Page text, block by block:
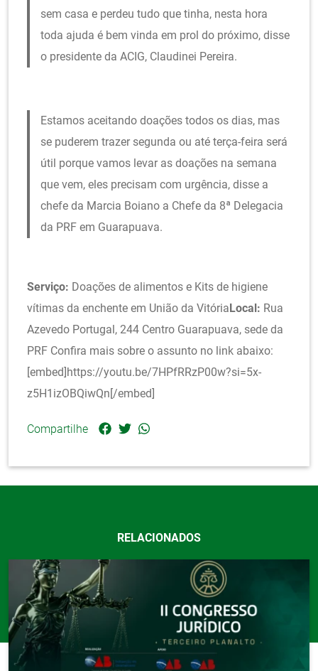
sem casa e perdeu tudo que tinha, nesta hora
toda ajuda é bem vinda em prol do próximo, disse
o presidente da ACIG, Claudinei Pereira.
Estamos aceitando doações todos os dias, mas
se puderem trazer segunda ou até terça-feira será
útil porque vamos levar as doações na semana
que vem, eles precisam com urgência, disse a
chefe da Marcia Boiano a Chefe da 8ª Delegacia
da PRF em Guarapuava.
Serviço: Doações de alimentos e Kits de higiene
vítimas da enchente em União da VitóriaLocal: Rua
Azevedo Portugal, 244 Centro Guarapuava, sede da
PRF Confira mais sobre o assunto no link abaixo:
[embed]https://youtu.be/7HPfRRzP00w?si=5x-
z5H1izOBQiwQn[/embed]
Compartilhe
RELACIONADOS